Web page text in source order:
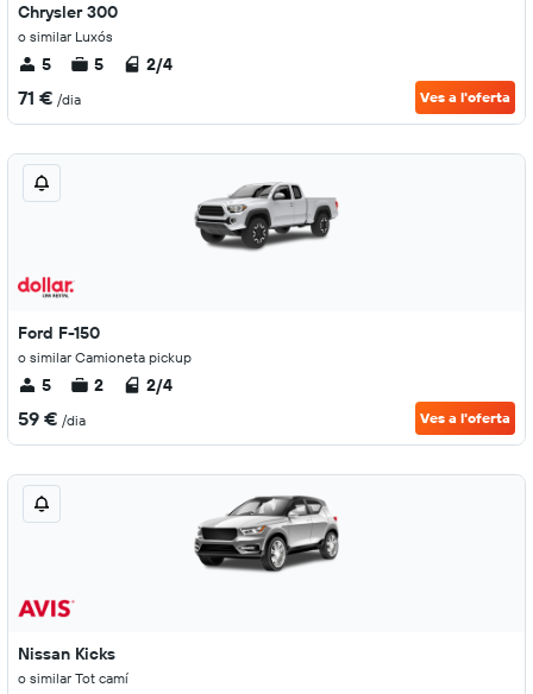
Chrysler 300
o similar Luxós
5 5 2/4
71 € /dia Ves a l'oferta
Ford F-150
o similar Camioneta pickup
5 2 2/4
59 € /dia Ves a l'oferta
Nissan Kicks
o similar Tot camí